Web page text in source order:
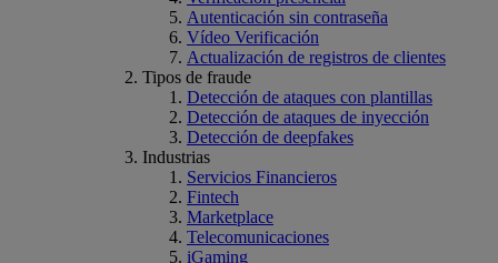
Autenticación sin contraseña
Vídeo Verificación
Actualización de registros de clientes
Tipos de fraude
Detección de ataques con plantillas
Detección de ataques de inyección
Detección de deepfakes
Industrias
Servicios Financieros
Fintech
Marketplace
Telecomunicaciones
iGaming